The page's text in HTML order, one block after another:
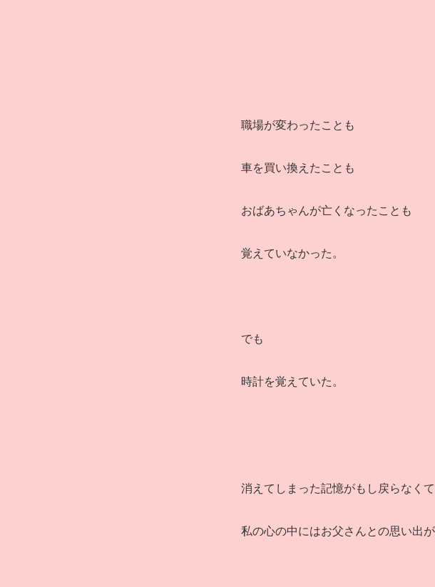
職場が変わったことも
車を買い換えたことも
おばあちゃんが亡くなったことも
覚えていなかった。
でも
時計を覚えていた。
消えてしまった記憶がもし戻らなく
私の心の中にはお父さんとの思い出が